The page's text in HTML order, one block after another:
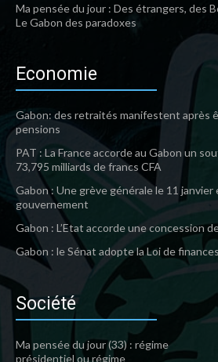
Ma pensée du jour : Des étrangers, des
Le Gabon des paradoxes
Economie
Gabon: des retraités manifestent après
pensions
PAT : La France accorde au Gabon un
73,795 milliards de francs CFA
Gabon : Une grève générale le 11 janvier
gouvernement
Gabon : L’Etat accorde une concession
Gabon : le Sénat adopte la Loi de
Société
Ma pensée du jour (33) : régime
présidentiel ou régime